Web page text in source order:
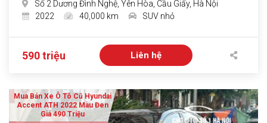
Số 2 Dương Đình Nghệ, Yên Hòa, Cầu Giấy, Hà Nội
2022
40,000 km SUV nhỏ
590 triệu Liên hệ
Mua Bán Xe Ô Tô Cũ Hyundai
Accent ATH 2022 Màu Đen
Giá 490 Triệu